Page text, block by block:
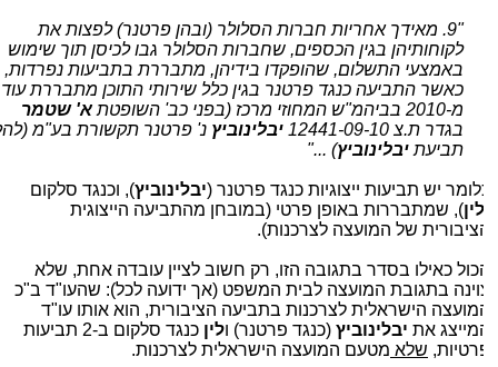
"9. מאידך אחריות חברות הסלולר (ובהן פרטנר) לפצות את
לקוחותיהן בגין הכספים, שחברות הסלולר גבו לכיסן תוך שימוש
באמצעי התשלום, שהופקדו בידיהן, מתבררת בתביעות נפרדות,
כאשר התביעה כנגד פרטנר בגין כלל שירותי התוכן מתבררת עוד
מ-2010 בביהמ"ש המחוזי מרכז (בפני כב' השופטת
א' שטמר
בגדר ת.צ 12441-09-10
יבלינוביץנ' פרטנר תקשורת בע"מ (להלן:
תביעתיבלינוביץ) ..."
יש תביעות ייצוגיות כנגד פרטנר (יבלינוביץ), וכנגד סלקום
לין), שמתבררות באופן פרטי (במובחן מהתביעה הייצוגית
של המועצה לצרכנות).
כאילו בסדר בתגובה הזו, רק חשוב לציין עובדה אחת, שלא
בתגובת המועצה לבית המשפט (אך ידועה לכל): שהעו"ד ב"כ
הישראלית לצרכנות בתביעה הציבורית, הוא אותו עו"ד
אתיבלינוביץ(כנגד פרטנר) ולין
כנגד סלקום ב-2 תביעות
שלאמטעם המועצה הישראלית לצרכנות.